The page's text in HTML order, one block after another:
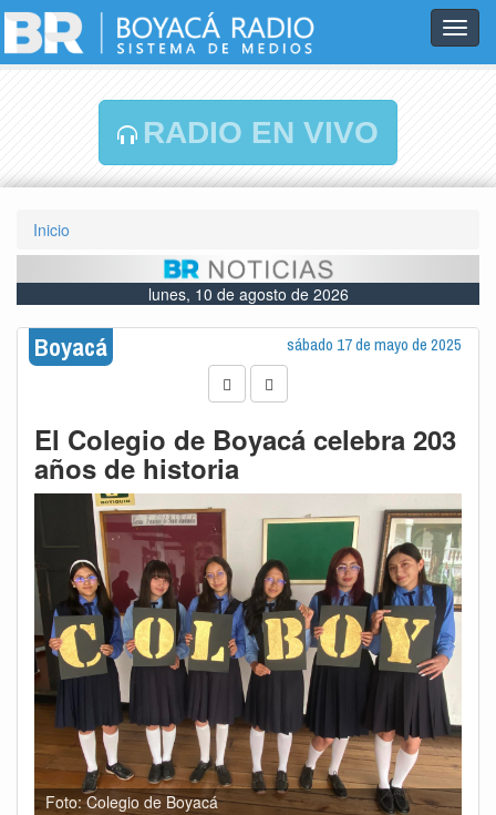
RADIO EN VIVO
Inicio
lunes, 10 de agosto de 2026
Boyacá sábado 17 de mayo de 2025
El Colegio de Boyacá celebra 203
años de historia
Foto: Colegio de Boyacá